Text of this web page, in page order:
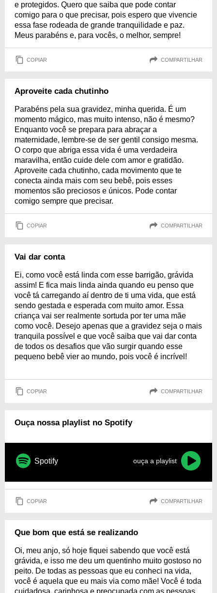
e protegidos. Quero que saiba que pode contar
comigo para o que precisar, pois espero que vivencie
essa fase rodeada de grande tranquilidade e paz.
Meus parabéns e, para vocês, o melhor, sempre!
COPIAR COMPARTILHAR
Aproveite cada chutinho
Parabéns pela sua gravidez, minha querida. É um
momento mágico, mas muito intenso, não é mesmo?
Enquanto você se prepara para abraçar a
maternidade, lembre-se de ser gentil consigo mesma.
O corpo que abriga essa vida é uma verdadeira
maravilha, então cuide dele com amor e gratidão.
Aproveite cada chutinho, cada movimento que te
conecta ainda mais com seu bebê, pois esses
momentos são preciosos e únicos. Pode contar
comigo sempre que precisar.
COPIAR COMPARTILHAR
Vai dar conta
Ei, como você está linda com esse barrigão, grávida
assim! E fica mais linda ainda quando eu penso que
você tá carregando aí dentro de ti uma vida, que está
sendo gestada e esperada com muito amor. Essa
criança vai ser realmente sortuda por ter uma mãe
como você. Desejo apenas que a gravidez seja o mais
tranquila possível e que você saiba que vai dar conta
de todos os desafios que vão surgir quando esse
pequeno bebê vier ao mundo, pois você é incrível!
COPIAR COMPARTILHAR
Ouça nossa playlist no Spotify
Spotify ouça a playlist
COPIAR COMPARTILHAR
Que bom que está se realizando
Oi, meu anjo, só hoje fiquei sabendo que você está
grávida, e isso me deu um quentinho muito gostoso no
peito. De todas as pessoas que eu conheci na vida,
você é aquela que eu mais via como mãe! Você é toda
cuidadosa, carinhosa e preocupada com as pessoas